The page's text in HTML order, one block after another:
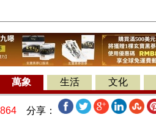
萬象 生活 文化
分享：